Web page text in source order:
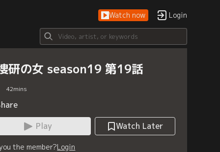
Watch now Login
研の女 season19 第19話
42mins
Play
Watch Later
the member?Login